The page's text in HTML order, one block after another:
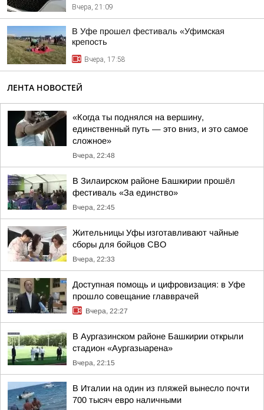
Вчера, 21:09
В Уфе прошел фестиваль «Уфимская
крепость
Вчера, 17:58
ЛЕНТА НОВОСТЕЙ
«Когда ты поднялся на вершину,
единственный путь — это вниз, и это самое
сложное»
Вчера, 22:48
В Зилаирском районе Башкирии прошёл
фестиваль «За единство»
Вчера, 22:45
Жительницы Уфы изготавливают чайные
сборы для бойцов СВО
Вчера, 22:33
Доступная помощь и цифровизация: в Уфе
прошло совещание главврачей
Вчера, 22:27
В Аургазинском районе Башкирии открыли
стадион «Аургазыарена»
Вчера, 22:15
В Италии на один из пляжей вынесло почти
700 тысяч евро наличными